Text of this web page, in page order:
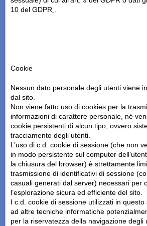
10 del GDPR .
Cookie
Nessun dato personale degli utenti viene
dal sito.
Non viene fatto uso di cookies per la
informazioni di carattere personale, né
cookie persistenti di alcun tipo, ovvero
tracciamento degli utenti.
L’uso di c.d. cookie di sessione (che non
in modo persistente sul computer
la chiusura del browser) è strettamente
trasmissione di identificativi di sessione
casuali generati dal server) necessari per
l’esplorazione sicura ed efficiente del sito.
I c.d. cookie di sessione utilizzati in
ad altre tecniche informatiche
per la riservatezza della navigazione degli